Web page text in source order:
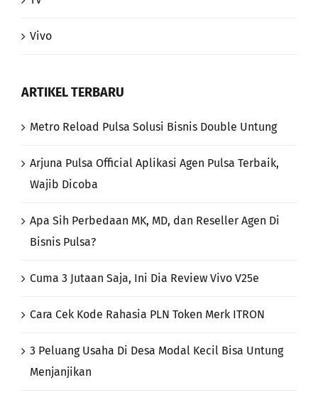
Vivo
ARTIKEL TERBARU
Metro Reload Pulsa Solusi Bisnis Double Untung
Arjuna Pulsa Official Aplikasi Agen Pulsa Terbaik,
Wajib Dicoba
Apa Sih Perbedaan MK, MD, dan Reseller Agen Di
Bisnis Pulsa?
Cuma 3 Jutaan Saja, Ini Dia Review Vivo V25e
Cara Cek Kode Rahasia PLN Token Merk ITRON
3 Peluang Usaha Di Desa Modal Kecil Bisa Untung
Menjanjikan